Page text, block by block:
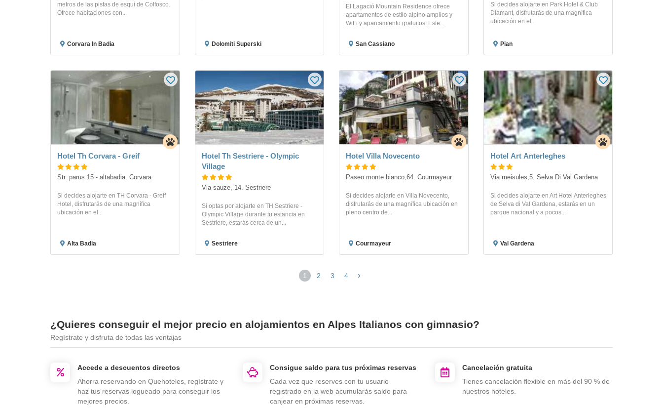
metros de las pistas de esquí de Colfosco.
Ofrece habitaciones con...
Corvara In Badia Dolomiti Superski
El Lagació Mountain Residence ofrece
apartamentos de estilo alpino amplios y
WiFi y aparcamiento gratuitos. Este...
San Cassiano
Si decides alojarte en Park Hotel & Club
Diamant, disfrutarás de una magnífica
ubicación en el...
Pian
Hotel Th Corvara - Greif
Str. parus 15 - altabadia. Corvara
Si decides alojarte en TH Corvara - Greif
Hotel, disfrutarás de una magnífica
ubicación en el...
Alta Badia
Hotel Th Sestriere - Olympic
Village
Via sauze, 14. Sestriere
Si optas por alojarte en TH Sestriere -
Olympic Village durante tu estancia en
Sestriere, estarás cerca de un...
Sestriere
Hotel Villa Novecento
Paseo monte bianco,64. Courmayeur
Si decides alojarte en Villa Novecento,
disfrutarás de una magnífica ubicación en
pleno centro de...
Courmayeur
Hotel Art Anterleghes
Via meisules,5. Selva Di Val Gardena
Si decides alojarte en Art Hotel Anterleghes
de Selva di Val Gardena, estarás en un
parque nacional y a pocos...
Val Gardena
1 2 3 4
¿Quieres conseguir el mejor precio en alojamientos en Alpes Italianos con gimnasio?
Regístrate y disfruta de todas las ventajas
Accede a descuentos directos
Ahorra reservando en Quehoteles, regístrate y
haz tus reservas logueado para conseguir los
mejores precios.
Consigue saldo para tus próximas reservas
Cada vez que reserves con tu usuario
registrado en la web acumularás saldo para
canjear en próximas reservas.
Cancelación gratuita
Tienes cancelación flexible en más del 90 % de
nuestros hoteles.